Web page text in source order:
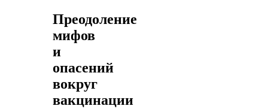
Преодоление
мифов
и
опасений
вокруг
вакцинации